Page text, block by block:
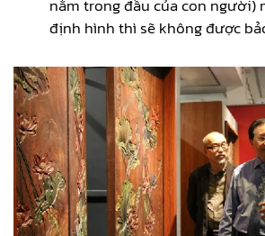
nằm trong đầu của con người)
định hình thì sẽ không được